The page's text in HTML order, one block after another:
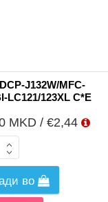
J132W/MFC-
LC121/123XL C*E
MKD / €2,44
во